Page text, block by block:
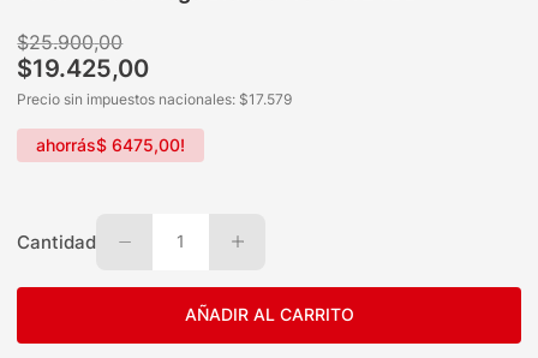
$25.900,00
$19.425,00
Precio sin impuestos nacionales: $17.579
ahorrás$ 6475,00!
Cantidad 1
AÑADIR AL CARRITO